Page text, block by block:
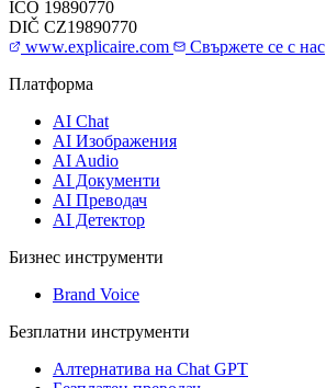
IČO 19890770
DIČ CZ19890770
www.explicaire.com
Свържете се с нас
Платформа
AI Chat
AI Изображения
AI Audio
AI Документи
AI Преводач
AI Детектор
Бизнес инструменти
Brand Voice
Безплатни инструменти
Алтернатива на Chat GPT